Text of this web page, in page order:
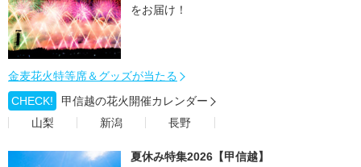
をお届け！
金麦花火特等席＆グッズが当たる
CHECK!
甲信越の花火開催カレンダー
山梨
新潟 長野
夏休み特集2026【甲信越】